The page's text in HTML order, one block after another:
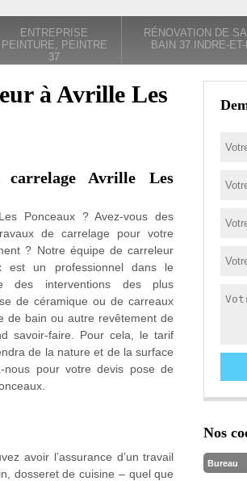
ENTREPRISE
PEINTURE, PEINTRE
37
RÉNOVATION DE
BAIN 37 INDRE-
à Avrille Les
carrelage Avrille Les
Ponceaux ? Avez-vous des
de carrelage pour votre
? Notre équipe de carreleur
est un professionnel dans le
des interventions des plus
de céramique ou de carreaux
de bain ou autre revêtement de
savoir-faire. Pour cela, le tarif
de la nature et de la surface
nous pour votre devis pose de
avoir l’assurance d’un travail
dosseret de cuisine – quel que
Nos
Bureau